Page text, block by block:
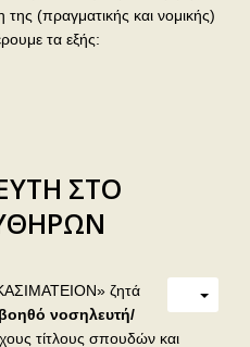
(πραγματικής και νομικής)
τα εξής:
ΣΤΟ
ζητά
βοηθό νοσηλευτή/
τίτλους σπουδών και